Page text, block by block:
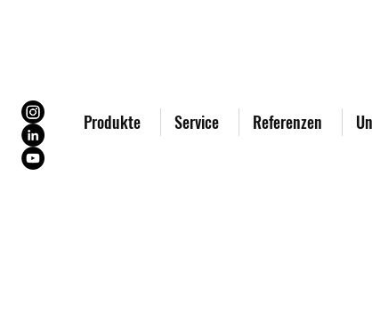
Produkte Service Referenzen